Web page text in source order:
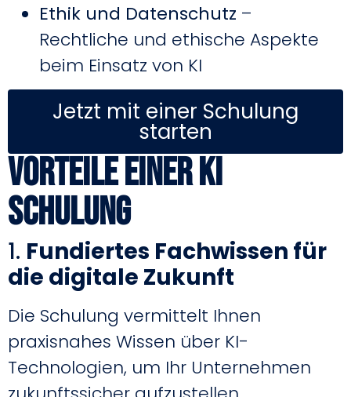
Ethik und Datenschutz –
Rechtliche und ethische Aspekte
beim Einsatz von KI
Jetzt mit einer Schulung
starten
Vorteile einer KI
Schulung
1. Fundiertes Fachwissen für
die digitale Zukunft
Die Schulung vermittelt Ihnen
praxisnahes Wissen über KI-
Technologien, um Ihr Unternehmen